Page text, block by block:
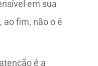
em sua
fim, não o é
é a